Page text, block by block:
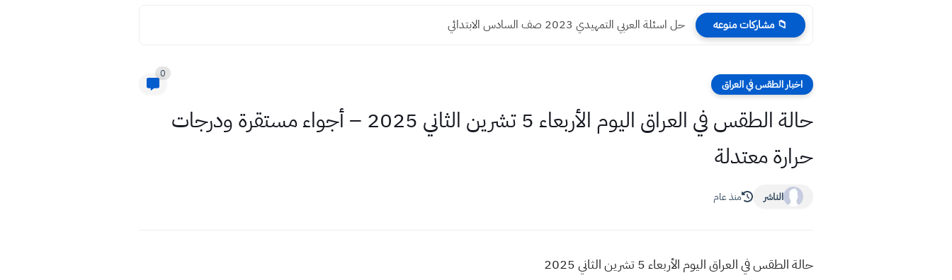
📁 مشاركات منوعه حل اسئلة العربي التمهيدي 2023 صف السادس الابتدائي
اخبار الطقس في العراق
0
حالة الطقس في العراق اليوم الأربعاء 5 تشرين الثاني 2025 – أجواء مستقرة ودرجات
حرارة معتدلة
الناشر منذ عام
حالة الطقس في العراق اليوم الأربعاء 5 تشرين الثاني 2025